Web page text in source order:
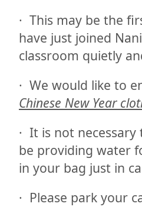
· This may be the
have just joined
classroom quietly
· We would like to
Chinese New Year
· It is not
be providing water
in your bag just in
· Please park your